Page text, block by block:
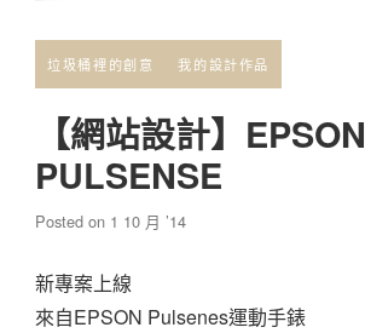
垃圾桶裡的創意 我的設計作品
【網站設計】EPSON
PULSENSE
Posted on 1 10 月 ’14
新專案上線
來自EPSON Pulsenes運動手錶